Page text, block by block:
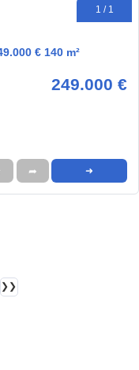
1 / 1
€ 140 m²
249.000 €
➦ ➜
❯❯